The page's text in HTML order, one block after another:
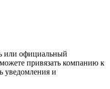
или официальный
привязать компанию к
уведомления и